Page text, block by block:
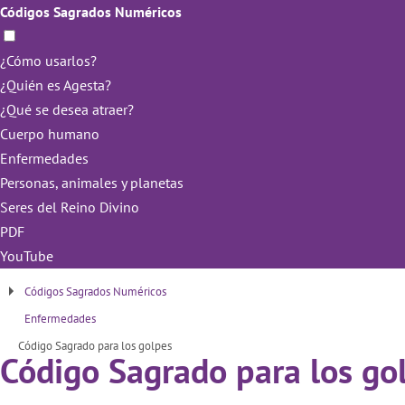
Códigos Sagrados Numéricos
¿Cómo usarlos?
¿Quién es Agesta?
¿Qué se desea atraer?
Cuerpo humano
Enfermedades
Personas, animales y planetas
Seres del Reino Divino
PDF
YouTube
Códigos Sagrados Numéricos
Enfermedades
Código Sagrado para los golpes
Código Sagrado para los